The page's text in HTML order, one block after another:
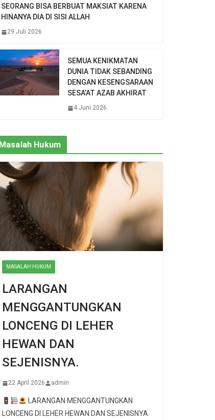
SEORANG BISA BERBUAT MAKSIAT KARENA
HINANYA DIA DI SISI ALLAH
29 Juli 2026
SEMUA KENIKMATAN
DUNIA TIDAK SEBANDING
DENGAN KESENGSARAAN
SESA’AT AZAB AKHIRAT
4 Juni 2026
Masalah Hukum
MASALAH HUKUM
LARANGAN
MENGGANTUNGKAN
LONCENG DI LEHER
HEWAN DAN
SEJENISNYA.
22 April 2026 admin
LARANGAN MENGGANTUNGKAN
LONCENG DI LEHER HEWAN DAN SEJENISNYA.